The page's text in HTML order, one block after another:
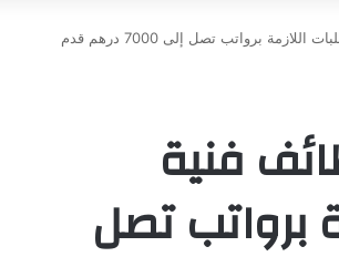
شركة أزورو لإدارة المنشآت وظائف فنية متنوعة وأهم المتطلبات اللازمة برواتب تصل إلى 7000 درهم قدم
فنية
برواتب تصل